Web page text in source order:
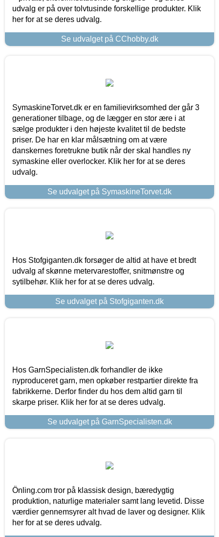
udvalg er på over tolvtusinde forskellige produkter. Klik
her for at se deres udvalg.
Se udvalget på CChobby.dk
SymaskineTorvet.dk er en familievirksomhed der går 3
generationer tilbage, og de lægger en stor ære i at
sælge produkter i den højeste kvalitet til de bedste
priser. De har en klar målsætning om at være
danskernes foretrukne butik når der skal handles ny
symaskine eller overlocker. Klik her for at se deres
udvalg.
Se udvalget på SymaskineTorvet.dk
Hos Stofgiganten.dk forsøger de altid at have et bredt
udvalg af skønne metervarestoffer, snitmønstre og
sytilbehør. Klik her for at se deres udvalg.
Se udvalget på Stofgiganten.dk
Hos GarnSpecialisten.dk forhandler de ikke
nyproduceret garn, men opkøber restpartier direkte fra
fabrikkerne. Derfor finder du hos dem altid garn til
skarpe priser. Klik her for at se deres udvalg.
Se udvalget på GarnSpecialisten.dk
Önling.com tror på klassisk design, bæredygtig
produktion, naturlige materialer samt lang levetid. Disse
værdier gennemsyrer alt hvad de laver og designer. Klik
her for at se deres udvalg.